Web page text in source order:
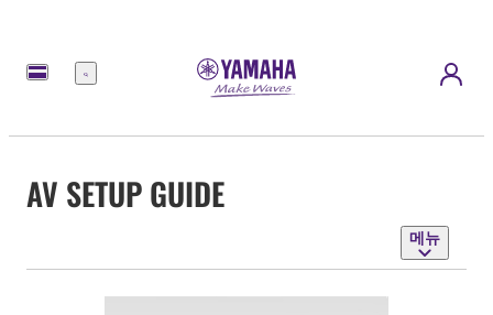
메
AV SETUP GUIDE
메뉴